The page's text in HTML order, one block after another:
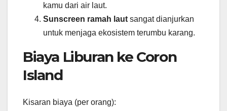
kamu dari air laut.
Sunscreen ramah laut sangat dianjurkan
untuk menjaga ekosistem terumbu karang.
Biaya Liburan ke Coron
Island
Kisaran biaya (per orang):